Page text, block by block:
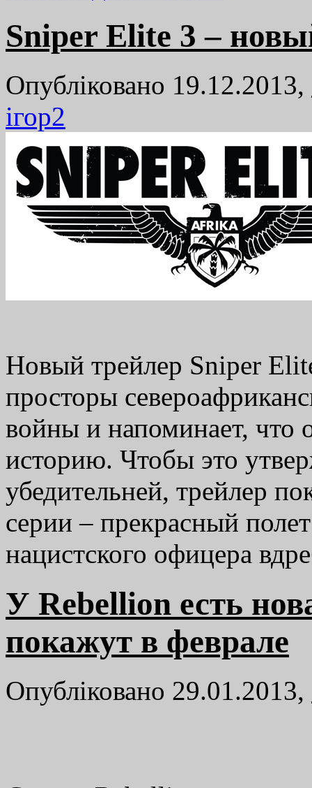
Sniper Elite 3 –
Опубліковано 19.12.2013,
ігор2
Новый трейлер Sniper
просторы
войны и напоминает, что
историю. Чтобы это
убедительней, трейлер
серии – прекрасный
нацистского офицера
У Rebellion есть
покажут в феврале
Опубліковано 29.01.2013,